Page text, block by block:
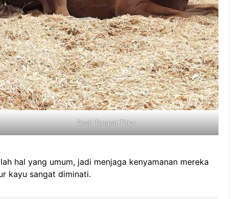
Desir Tempat Tidur
hal yang umum, jadi menjaga kenyamanan mereka
kayu sangat diminati.